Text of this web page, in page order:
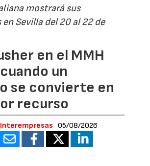
mostrará sus
Sevilla del 20 al 22 de
en el MMH
un
se convierte en
recurso
05/08/2026